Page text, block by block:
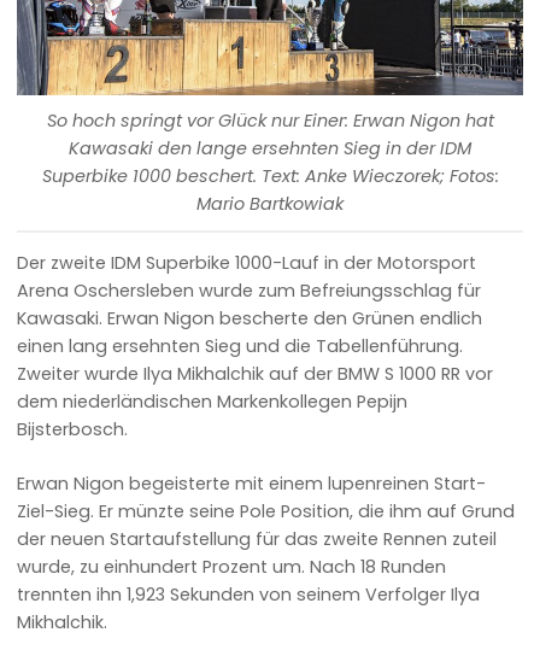
So hoch springt vor Glück nur Einer: Erwan Nigon hat
Kawasaki den lange ersehnten Sieg in der IDM
Superbike 1000 beschert. Text: Anke Wieczorek; Fotos:
Mario Bartkowiak
Der zweite IDM Superbike 1000-Lauf in der Motorsport
Arena Oschersleben wurde zum Befreiungsschlag für
Kawasaki. Erwan Nigon bescherte den Grünen endlich
einen lang ersehnten Sieg und die Tabellenführung.
Zweiter wurde Ilya Mikhalchik auf der BMW S 1000 RR vor
dem niederländischen Markenkollegen Pepijn
Bijsterbosch.
Erwan Nigon begeisterte mit einem lupenreinen Start-
Ziel-Sieg. Er münzte seine Pole Position, die ihm auf Grund
der neuen Startaufstellung für das zweite Rennen zuteil
wurde, zu einhundert Prozent um. Nach 18 Runden
trennten ihn 1,923 Sekunden von seinem Verfolger Ilya
Mikhalchik.